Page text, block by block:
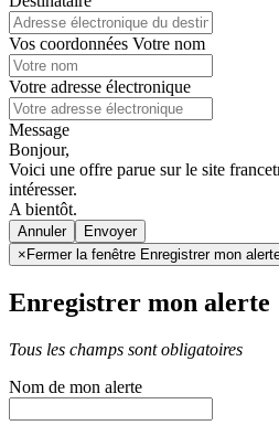
Vos coordonnées Votre nom
Votre adresse électronique
Message
Bonjour,
Voici une offre parue sur le site
intéresser.
A bientôt.
Annuler
× Fermer la fenêtre Enregistrer mon
Enregistrer mon alerte
Tous les champs sont obligatoires
Nom de mon alerte